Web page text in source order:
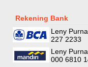
Rekening Bank
Leny
227 2233
Leny
000 6810